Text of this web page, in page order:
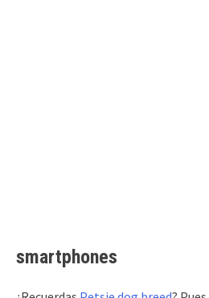
smartphones